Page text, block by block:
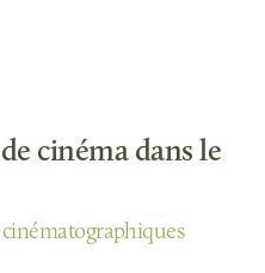
cinéma dans le
cinématographiques